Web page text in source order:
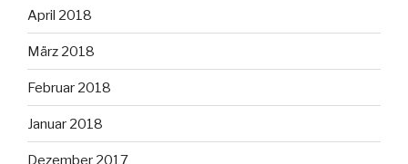
April 2018
März 2018
Februar 2018
Januar 2018
Dezember 2017